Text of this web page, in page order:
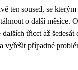
ten soused, se kterým
o další měsíce.
třicet až šedesát
vyřešit případné